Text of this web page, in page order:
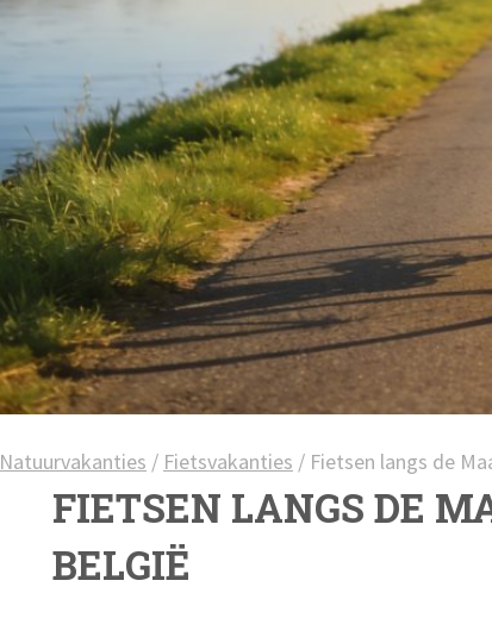
Natuurvakanties / Fietsvakanties / Fietsen langs de
FIETSEN LANGS DE
BELGIË